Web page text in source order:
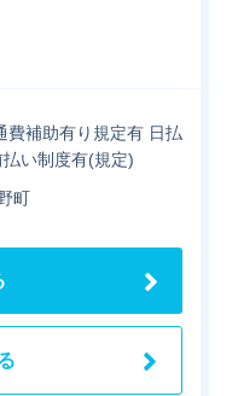
費補助有り規定有 日払
い制度有(規定)
町